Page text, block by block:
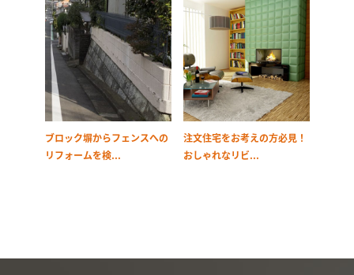
ブロック塀からフェンスへの
リフォームを検...
注文住宅をお考えの方必見！
おしゃれなリビ...